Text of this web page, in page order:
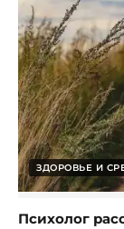
ЗДОРОВЬЕ И
Психолог